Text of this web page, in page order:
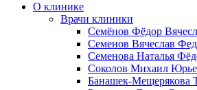
О клинике
Врачи клиники
Семёнов Фёдор
Семенов Вячеслав
Семенова Наталья
Соколов Михаил
Банашек-Мещерякова